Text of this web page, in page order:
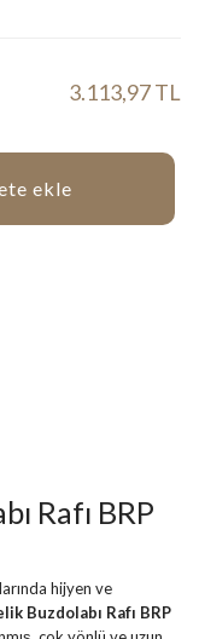
3.113,97 TL
ekle
Rafı BRP
hijyen ve
Buzdolabı Rafı BRP